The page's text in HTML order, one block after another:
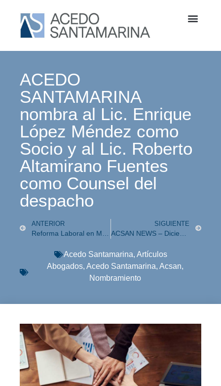
ACEDO
SANTAMARINA
nombra al Lic. Enrique
López Méndez como
Socio y al Lic. Roberto
Altamirano Fuentes
como Counsel del
despacho
ANTERIOR SIGUIENTE
Acedo Santamarina, Artículos
Abogados, Acedo Santamarina, Acsan,
Nombramiento